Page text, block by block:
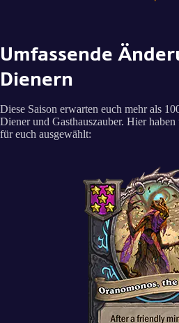
Umfassende
Dienern
Diese Saison erwarten euch mehr als
Diener und Gasthauszauber. Hier
für euch ausgewählt: